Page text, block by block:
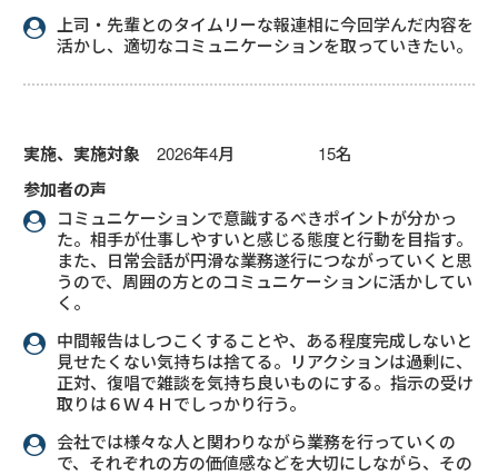
上司・先輩とのタイムリーな報連相に今回学んだ内容を
活かし、適切なコミュニケーションを取っていきたい。
実施、実施対象 2026年4月 15名
参加者の声
コミュニケーションで意識するべきポイントが分かっ
た。相手が仕事しやすいと感じる態度と行動を目指す。
また、日常会話が円滑な業務遂行につながっていくと思
うので、周囲の方とのコミュニケーションに活かしてい
く。
中間報告はしつこくすることや、ある程度完成しないと
見せたくない気持ちは捨てる。リアクションは過剰に、
正対、復唱で雑談を気持ち良いものにする。指示の受け
取りは６Ｗ４Ｈでしっかり行う。
会社では様々な人と関わりながら業務を行っていくの
で、それぞれの方の価値感などを大切にしながら、その